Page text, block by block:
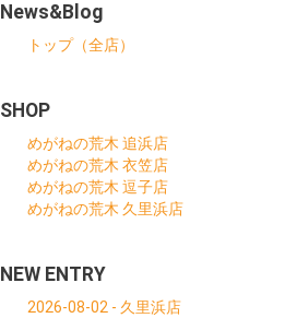
News&Blog
トップ（全店）
SHOP
めがねの荒木 追浜店
めがねの荒木 衣笠店
めがねの荒木 逗子店
めがねの荒木 久里浜店
NEW ENTRY
2026-08-02 - 久里浜店